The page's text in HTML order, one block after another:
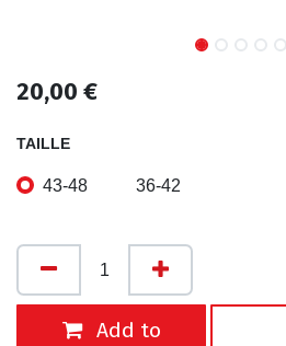
20,00 €
TAILLE
43-48 36-42
Add to